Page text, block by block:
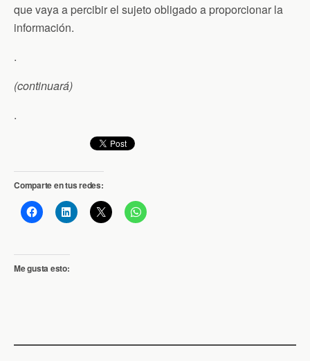
que vaya a percibir el sujeto obligado a proporcionar la
información.
.
(continuará)
.
Comparte en tus redes:
Me gusta esto: